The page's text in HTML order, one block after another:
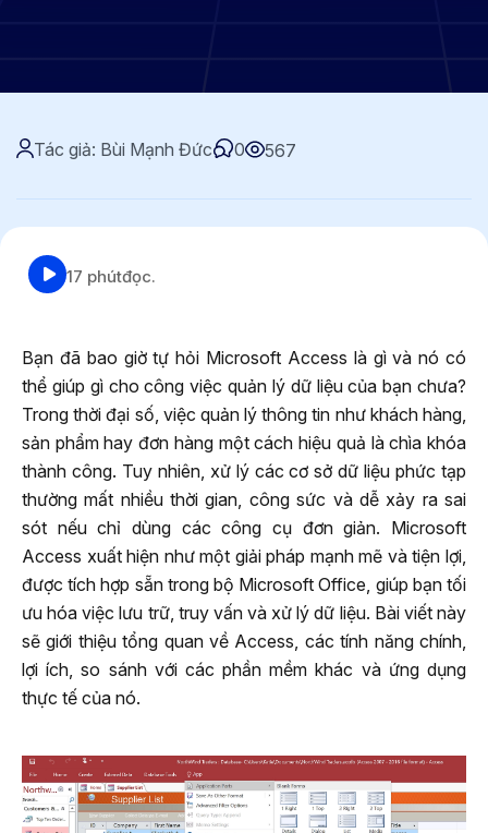
Tác giả: Bùi Mạnh Đức 0 567
17 phútđọc.
Bạn đã bao giờ tự hỏi Microsoft Access là gì và nó có
thể giúp gì cho công việc quản lý dữ liệu của bạn chưa?
Trong thời đại số, việc quản lý thông tin như khách hàng,
sản phẩm hay đơn hàng một cách hiệu quả là chìa khóa
thành công. Tuy nhiên, xử lý các cơ sở dữ liệu phức tạp
thường mất nhiều thời gian, công sức và dễ xảy ra sai
sót nếu chỉ dùng các công cụ đơn giản. Microsoft
Access xuất hiện như một giải pháp mạnh mẽ và tiện lợi,
được tích hợp sẵn trong bộ Microsoft Office, giúp bạn tối
ưu hóa việc lưu trữ, truy vấn và xử lý dữ liệu. Bài viết này
sẽ giới thiệu tổng quan về Access, các tính năng chính,
lợi ích, so sánh với các phần mềm khác và ứng dụng
thực tế của nó.